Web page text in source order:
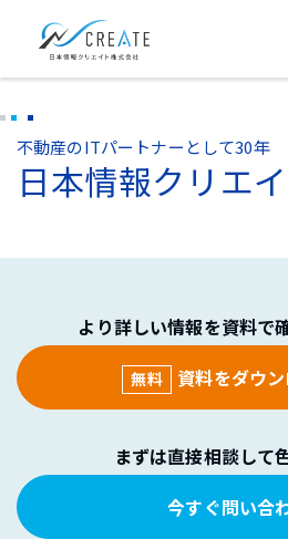
不動産のITパートナーとして30年
日本情報クリエ
より詳しい情報を資料で
無料 資料をダウ
まずは直接相談して
今すぐ問い合